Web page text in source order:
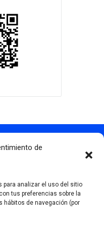
de
para analizar el uso del sitio
tus preferencias sobre la
hábitos de navegación (por
España